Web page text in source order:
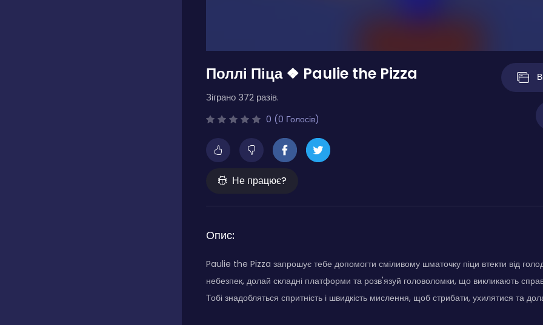
Поллі Піца ❖ Paulie the Pizza
Зіграно 372 разів.
0 (0 Голосів)
Не працює?
Опис:
Paulie the Pizza запрошує тебе допомогти сміливому шматочку піци втекти від
небезпек, долай складні платформи та розв'язуй головоломки, що викликають
Тобі знадобляться спритність і швидкість мислення, щоб стрибати, ухилятися та